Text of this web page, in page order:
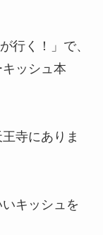
行く！」で、
ッシュ本
寺にありま
キッシュを